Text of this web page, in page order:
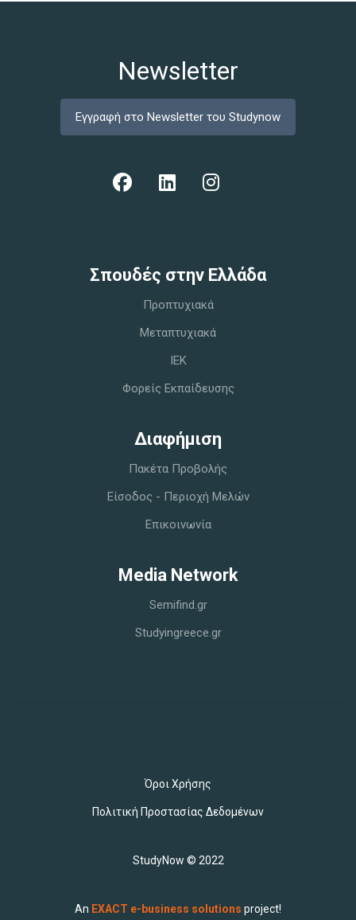
Newsletter
Εγγραφή στο Newsletter του Studynow
Σπoυδές στην Ελλάδα
Προπτυχιακά
Μεταπτυχιακά
IEK
Φορείς Εκπαίδευσης
Διαφήμιση
Πακέτα Προβολής
Είσοδος - Περιοχή Μελών
Επικοινωνία
Media Network
Semifind.gr
Studyingreece.gr
Όροι Χρήσης
Πολιτική Προστασίας Δεδομένων
StudyNow © 2022
An EXACT e-business solutions project!